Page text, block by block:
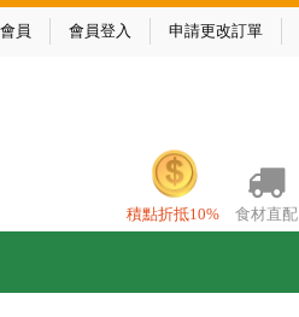
員 會員登入 申請更改訂單
積點折抵10% 食材直配